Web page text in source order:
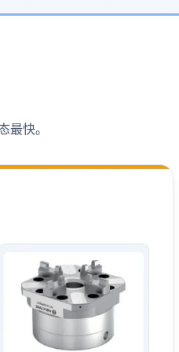
快。